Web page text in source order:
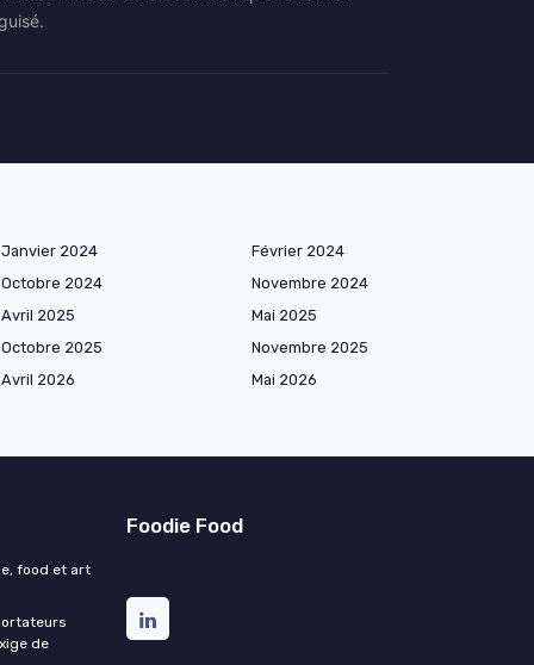
Janvier 2024
Février 2024
Octobre 2024
Novembre 2024
Avril 2025
Mai 2025
Octobre 2025
Novembre 2025
Avril 2026
Mai 2026
food et art
de
Foodie Food